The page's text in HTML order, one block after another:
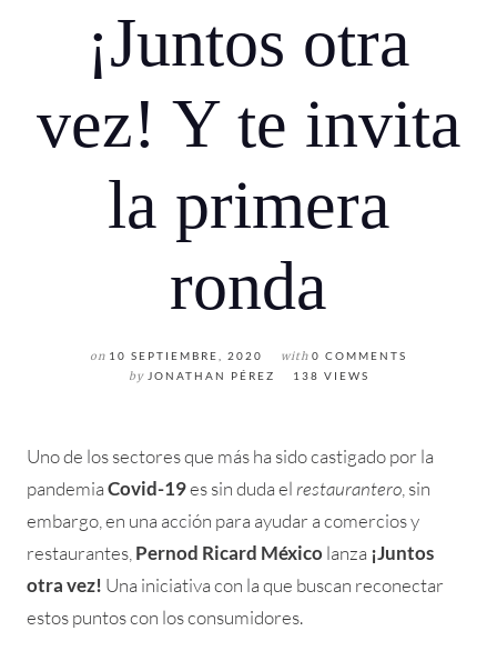
¡Juntos otra
vez! Y te invita
la primera
ronda
on 10 SEPTIEMBRE, 2020 with 0 COMMENTS
by JONATHAN PÉREZ 138 VIEWS
Uno de los sectores que más ha sido castigado por la
pandemiaCovid-19es sin duda el restaurantero , sin
embargo, en una acción para ayudar a comercios y
restaurantes, Pernod Ricard México lanza ¡Juntos
otra vez! Una iniciativa con la que buscan reconectar
estos puntos con los consumidores.